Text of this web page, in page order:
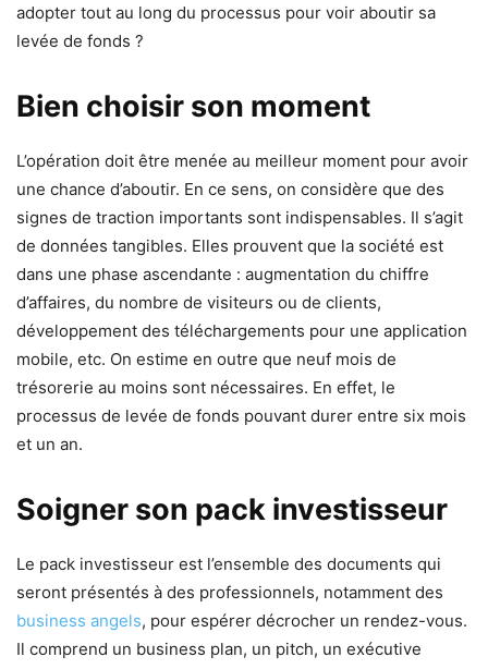
adopter tout au long du processus pour voir aboutir sa
levée de fonds ?
Bien choisir son moment
L’opération doit être menée au meilleur moment pour avoir
une chance d’aboutir. En ce sens, on considère que des
signes de traction importants sont indispensables. Il s’agit
de données tangibles. Elles prouvent que la société est
dans une phase ascendante : augmentation du chiffre
d’affaires, du nombre de visiteurs ou de clients,
développement des téléchargements pour une application
mobile, etc. On estime en outre que neuf mois de
trésorerie au moins sont nécessaires. En effet, le
processus de levée de fonds pouvant durer entre six mois
et un an.
Soigner son pack investisseur
Le pack investisseur est l’ensemble des documents qui
seront présentés à des professionnels, notamment des
business angels, pour espérer décrocher un rendez-vous.
Il comprend un business plan, un pitch, un exécutive